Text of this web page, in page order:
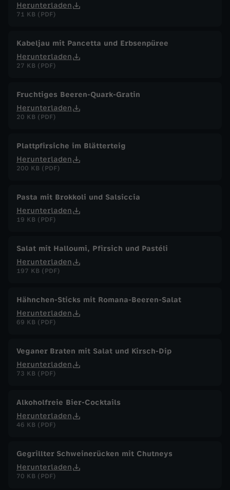
Herunterladen
71 KB (PDF)
Kabeljau mit Pancetta und Erbsenpüree
Herunterladen
27 KB (PDF)
Fruchtiges Beeren-Quark-Gratin
Herunterladen
20 KB (PDF)
Plattpfirsiche im Blätterteig
Herunterladen
200 KB (PDF)
Pasta mit Brokkoli und Salsiccia
Herunterladen
19 KB (PDF)
Salat mit Halloumi, Pfirsich und Pastéli
Herunterladen
197 KB (PDF)
Hähnchen-Sticks mit Romana-Beeren-Salat
Herunterladen
69 KB (PDF)
Veganer Braten mit Salat und Kirsch-Dip
Herunterladen
73 KB (PDF)
Alkoholfreie Bier-Cocktails
Herunterladen
46 KB (PDF)
Gegrillter Schweinerücken mit Chutneys
Herunterladen
70 KB (PDF)